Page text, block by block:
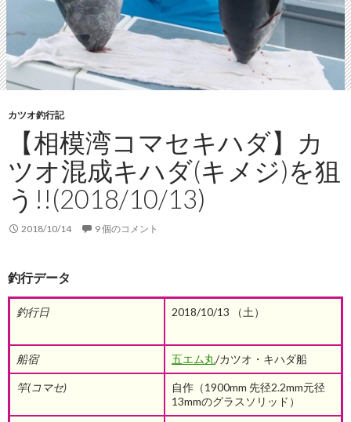
カツオ釣行記
【相模湾コマセキハダ】カ
ツオ混成キハダ(キメジ)を狙
う!!(2018/10/13)
2018/10/14 9 個のコメント
釣行データ
釣行日 2018/10/13 （土）
船宿 五エム丸/カツオ・キハダ船
竿(コマセ)
自作（1900mm 先径2.2mm元径
13mmのグラスソリッド）